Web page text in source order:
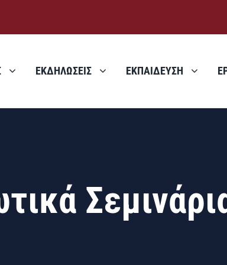
ΕΚΔΗΛΩΣΕΙΣ ΕΚΠΑΙΔΕΥΣΗ